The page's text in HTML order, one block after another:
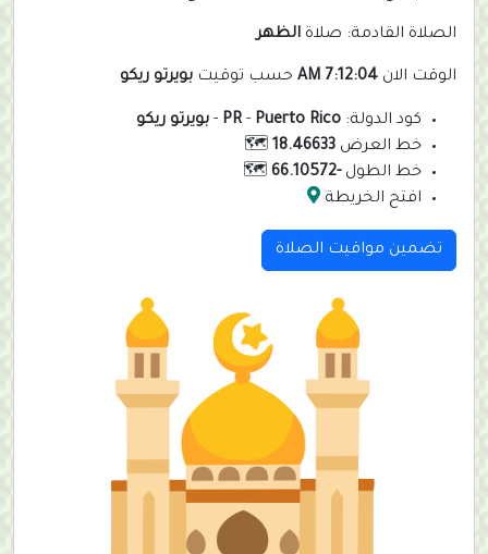
الصلاة القادمة: صلاة الظهر
الوقت الان 7:12:04 AM حسب توقيت بويرتو ريكو
كود الدولة: PR - Puerto Rico
- بويرتو ريكو
خط العرض 18.46633
🗺️
خط الطول-66.10572
🗺️
افتح الخريطة
تضمين مواقيت الصلاة